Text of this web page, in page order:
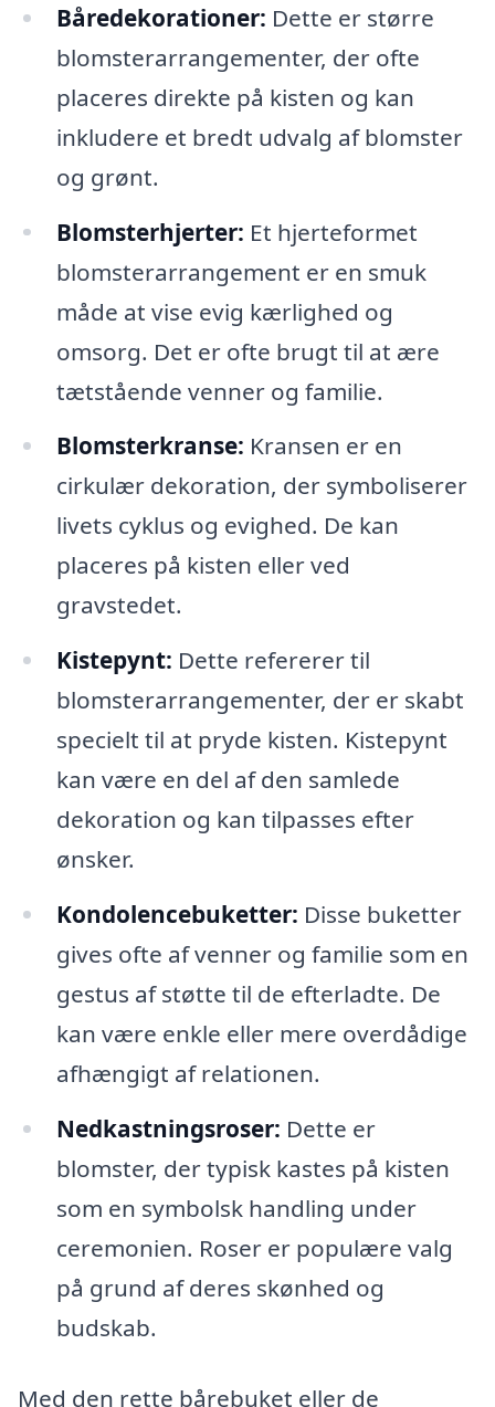
Båredekorationer: Dette er større
blomsterarrangementer, der ofte
placeres direkte på kisten og kan
inkludere et bredt udvalg af blomster
og grønt.
Blomsterhjerter: Et hjerteformet
blomsterarrangement er en smuk
måde at vise evig kærlighed og
omsorg. Det er ofte brugt til at ære
tætstående venner og familie.
Blomsterkranse: Kransen er en
cirkulær dekoration, der symboliserer
livets cyklus og evighed. De kan
placeres på kisten eller ved
gravstedet.
Kistepynt: Dette refererer til
blomsterarrangementer, der er skabt
specielt til at pryde kisten. Kistepynt
kan være en del af den samlede
dekoration og kan tilpasses efter
ønsker.
Kondolencebuketter: Disse buketter
gives ofte af venner og familie som en
gestus af støtte til de efterladte. De
kan være enkle eller mere overdådige
afhængigt af relationen.
Nedkastningsroser: Dette er
blomster, der typisk kastes på kisten
som en symbolsk handling under
ceremonien. Roser er populære valg
på grund af deres skønhed og
budskab.
Med den rette bårebuket eller de